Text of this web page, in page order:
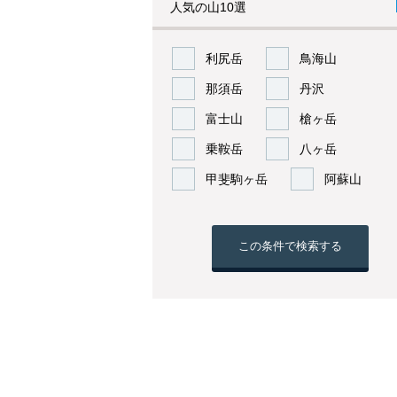
人気の山10選
利尻岳 鳥海山
那須岳 丹沢
富士山 槍ヶ岳
乗鞍岳 八ヶ岳
甲斐駒ヶ岳 阿蘇山
この条件で検索する